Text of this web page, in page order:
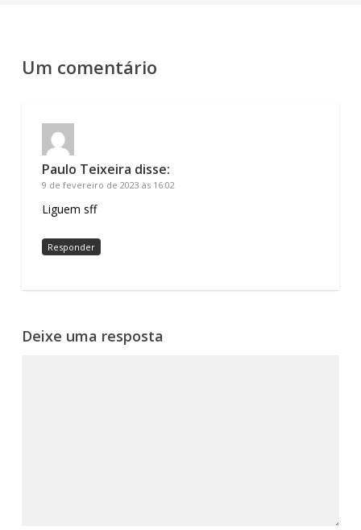
Um comentário
Paulo Teixeira disse:
9 de fevereiro de 2023 às 16:02
Liguem sff
Responder
Deixe uma resposta